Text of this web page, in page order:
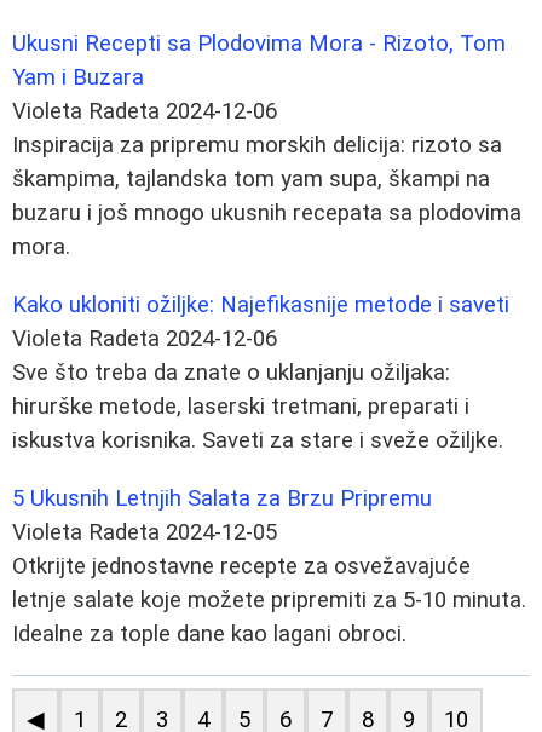
Ukusni Recepti sa Plodovima Mora - Rizoto, Tom
Yam i Buzara
Violeta Radeta 2024-12-06
Inspiracija za pripremu morskih delicija: rizoto sa
škampima, tajlandska tom yam supa, škampi na
buzaru i još mnogo ukusnih recepata sa plodovima
mora.
Kako ukloniti ožiljke: Najefikasnije metode i saveti
Violeta Radeta 2024-12-06
Sve što treba da znate o uklanjanju ožiljaka:
hirurške metode, laserski tretmani, preparati i
iskustva korisnika. Saveti za stare i sveže ožiljke.
5 Ukusnih Letnjih Salata za Brzu Pripremu
Violeta Radeta 2024-12-05
Otkrijte jednostavne recepte za osvežavajuće
letnje salate koje možete pripremiti za 5-10 minuta.
Idealne za tople dane kao lagani obroci.
◀ 1 2 3 4 5 6 7 8 9 10